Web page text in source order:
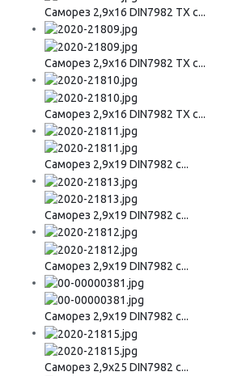
Саморез 2,9х16 DIN7982 ТХ с...
Саморез 2,9х16 DIN7982 ТХ с...
Саморез 2,9х16 DIN7982 ТХ с...
Саморез 2,9х19 DIN7982 с...
Саморез 2,9х19 DIN7982 с...
Саморез 2,9х19 DIN7982 с...
Саморез 2,9х19 DIN7982 с...
Саморез 2,9х25 DIN7982 с...